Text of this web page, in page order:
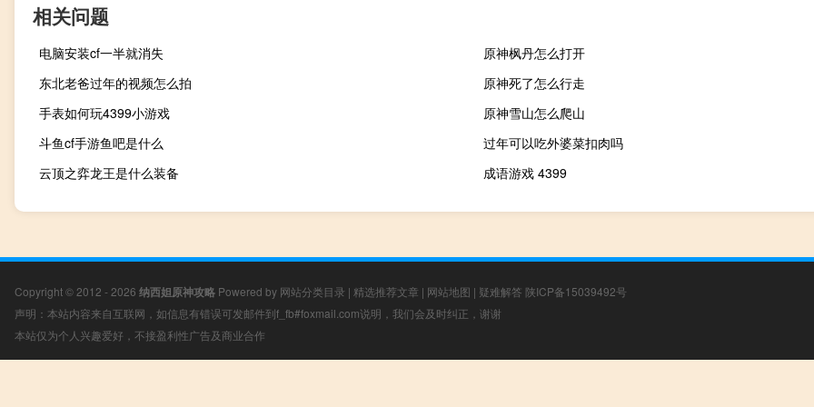
相关问题
电脑安装cf一半就消失
原神枫丹怎么打开
东北老爸过年的视频怎么拍
原神死了怎么行走
手表如何玩4399小游戏
原神雪山怎么爬山
斗鱼cf手游鱼吧是什么
过年可以吃外婆菜扣肉吗
云顶之弈龙王是什么装备
成语游戏 4399
Copyright © 2012 - 2026 纳西妲原神攻略 Powered by 网站分类目录 | 精选推荐文章 | 网站地图 | 疑难解答 陕ICP备15039492号
声明：本站内容来自互联网，如信息有错误可发邮件到f_fb#foxmail.com说明，我们会及时纠正，谢谢
本站仅为个人兴趣爱好，不接盈利性广告及商业合作